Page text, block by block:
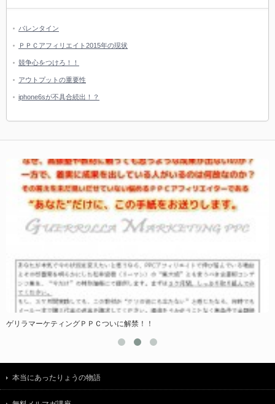
バレンタイン
ＰＰＣアフィリエイト2015年の現状
競争心をつけろ！！
アウトプットの重要性
iphone6sが不具合続出！？
ゲリラマーケティングＰＰＣついに解禁！！
本当にあったりょうの物語